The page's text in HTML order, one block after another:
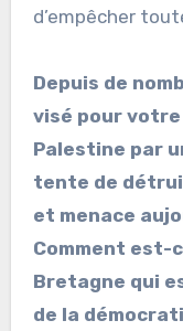
d’empêcher
Depuis de
visé pour
Palestine par
tente de
et menace
Comment est-
Bretagne qui
de la